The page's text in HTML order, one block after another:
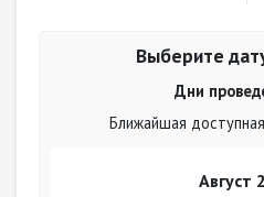
Выберите
Дни
Ближайшая
Август